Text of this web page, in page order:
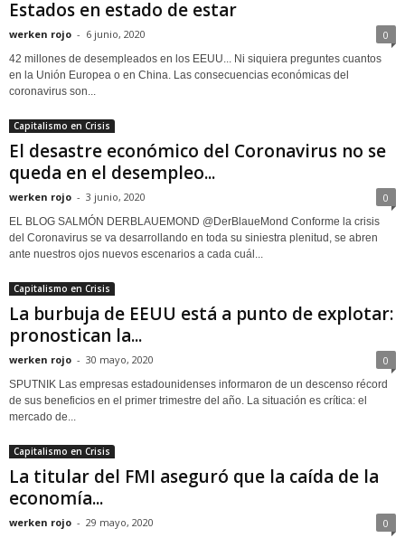
Estados en estado de estar
werken rojo - 6 junio, 2020 0
42 millones de desempleados en los EEUU... Ni siquiera preguntes cuantos
en la Unión Europea o en China. Las consecuencias económicas del
coronavirus son...
Capitalismo en Crisis
El desastre económico del Coronavirus no se
queda en el desempleo...
werken rojo - 3 junio, 2020 0
EL BLOG SALMÓN DERBLAUEMOND @DerBlaueMond Conforme la crisis
del Coronavirus se va desarrollando en toda su siniestra plenitud, se abren
ante nuestros ojos nuevos escenarios a cada cuál...
Capitalismo en Crisis
La burbuja de EEUU está a punto de explotar:
pronostican la...
werken rojo - 30 mayo, 2020 0
SPUTNIK Las empresas estadounidenses informaron de un descenso récord
de sus beneficios en el primer trimestre del año. La situación es crítica: el
mercado de...
Capitalismo en Crisis
La titular del FMI aseguró que la caída de la
economía...
werken rojo - 29 mayo, 2020 0